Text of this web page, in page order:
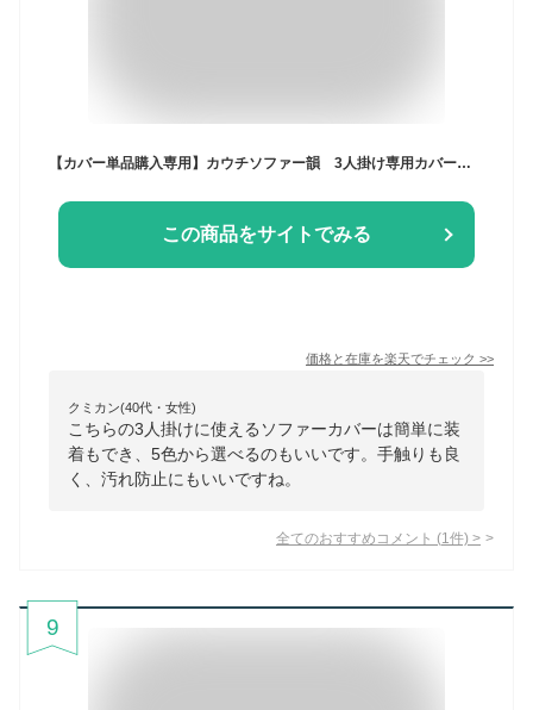
【カバー単品購入専用】カウチソファー韻 3人掛け専用カバー 全5色【送料無料（沖縄・離島への配送不可）】
この商品をサイトでみる
価格と在庫を楽天でチェック >>
クミカン(40代・女性)
こちらの3人掛けに使えるソファーカバーは簡単に装
着もでき、5色から選べるのもいいです。手触りも良
く、汚れ防止にもいいですね。
全てのおすすめコメント (1 件) >
9